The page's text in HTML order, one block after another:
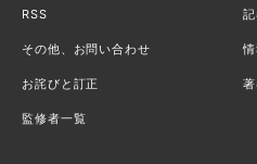
RSS
その他、お問い合わせ
お詫びと訂正
監修者一覧